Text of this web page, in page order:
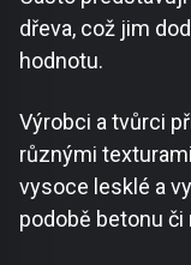
dřeva, což jim
hodnotu.
Výrobci a tvůrci
různými
vysoce lesklé a
podobě betonu